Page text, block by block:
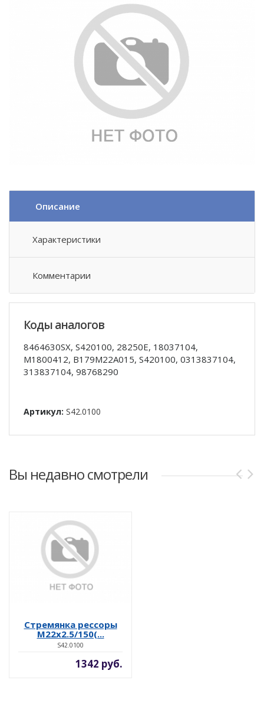
Описание
Характеристики
Комментарии
Коды аналогов
8464630SX, S420100, 28250E, 18037104,
M1800412, B179M22A015, S420100, 0313837104,
313837104, 98768290
Артикул: S42.0100
Вы недавно смотрели
Стремянка рессоры
M22x2.5/150(...
S42.0100
1342 руб.